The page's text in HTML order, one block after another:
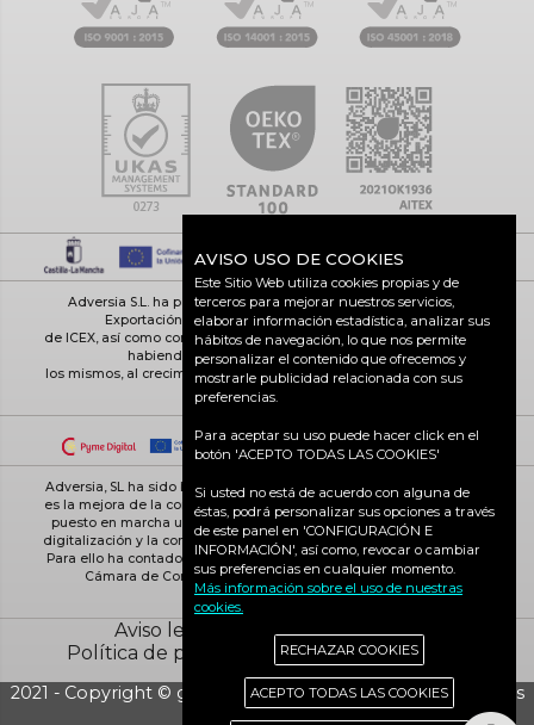
Adversia S.L. ha participado en el Programa de Iniciación a la
Exportación ICEX-Next, y ha contado con el apoyo
de ICEX, así como con la cofinanciación de Fondos europeos FEDER,
habiendo contribuido según la medida de
los mismos, al crecimiento económico de esta empresa, su región y
de España en su conjunto
Adversia, SL ha sido beneficiaria de Fondos Europeos, cuyo objetivo
es la mejora de la competitividad de las PYMES, y gracias al cual ha
puesto en marcha un Plan de Acción con el objetivo de reforzar la
digitalización y la competitividad de las pymes durante el año 2025.
Para ello ha contado con el apoyo del Programa Pyme Digital de la
Cámara de Comercio de Ciudad Real. #EuropaSeSiente
Aviso legal
Política de cookies
Política de privacidad
Ciudad Real activa
2021 - Copyright © grupo Adversia S.L. - Todos los derechos
reservados
AVISO USO DE COOKIES
Este Sitio Web utiliza cookies propias y de
terceros para mejorar nuestros servicios,
elaborar información estadística, analizar sus
hábitos de navegación, lo que nos permite
personalizar el contenido que ofrecemos y
mostrarle publicidad relacionada con sus
preferencias.
Para aceptar su uso puede hacer click en el
botón 'ACEPTO TODAS LAS COOKIES'
Si usted no está de acuerdo con alguna de
éstas, podrá personalizar sus opciones a través
de este panel en 'CONFIGURACIÓN E
INFORMACIÓN', así como, revocar o cambiar
sus preferencias en cualquier momento.
Más información sobre el uso de nuestras
cookies.
RECHAZAR COOKIES
ACEPTO TODAS LAS COOKIES